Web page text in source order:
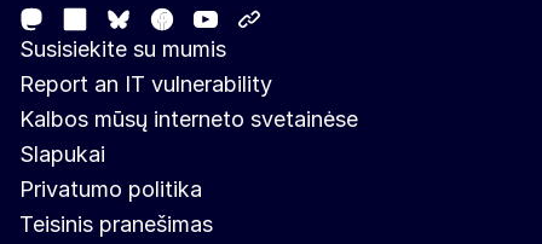
MastodonLinkedIn
Bluesky
Facebook
Youtube
Susisiekite su mumis
Report an IT vulnerability
Kalbos mūsų interneto svetainėse
Slapukai
Privatumo politika
Teisinis pranešimas